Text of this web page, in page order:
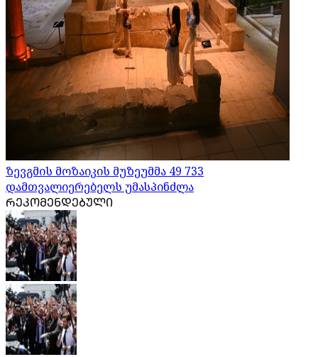
ზევგმის მოზაიკის მუზეუმმა 49 733
დამთვალიერებელს უმასპინძლა
ᲠᲔᲙᲝᲛᲔᲜᲓᲔᲑᲣᲚᲘ